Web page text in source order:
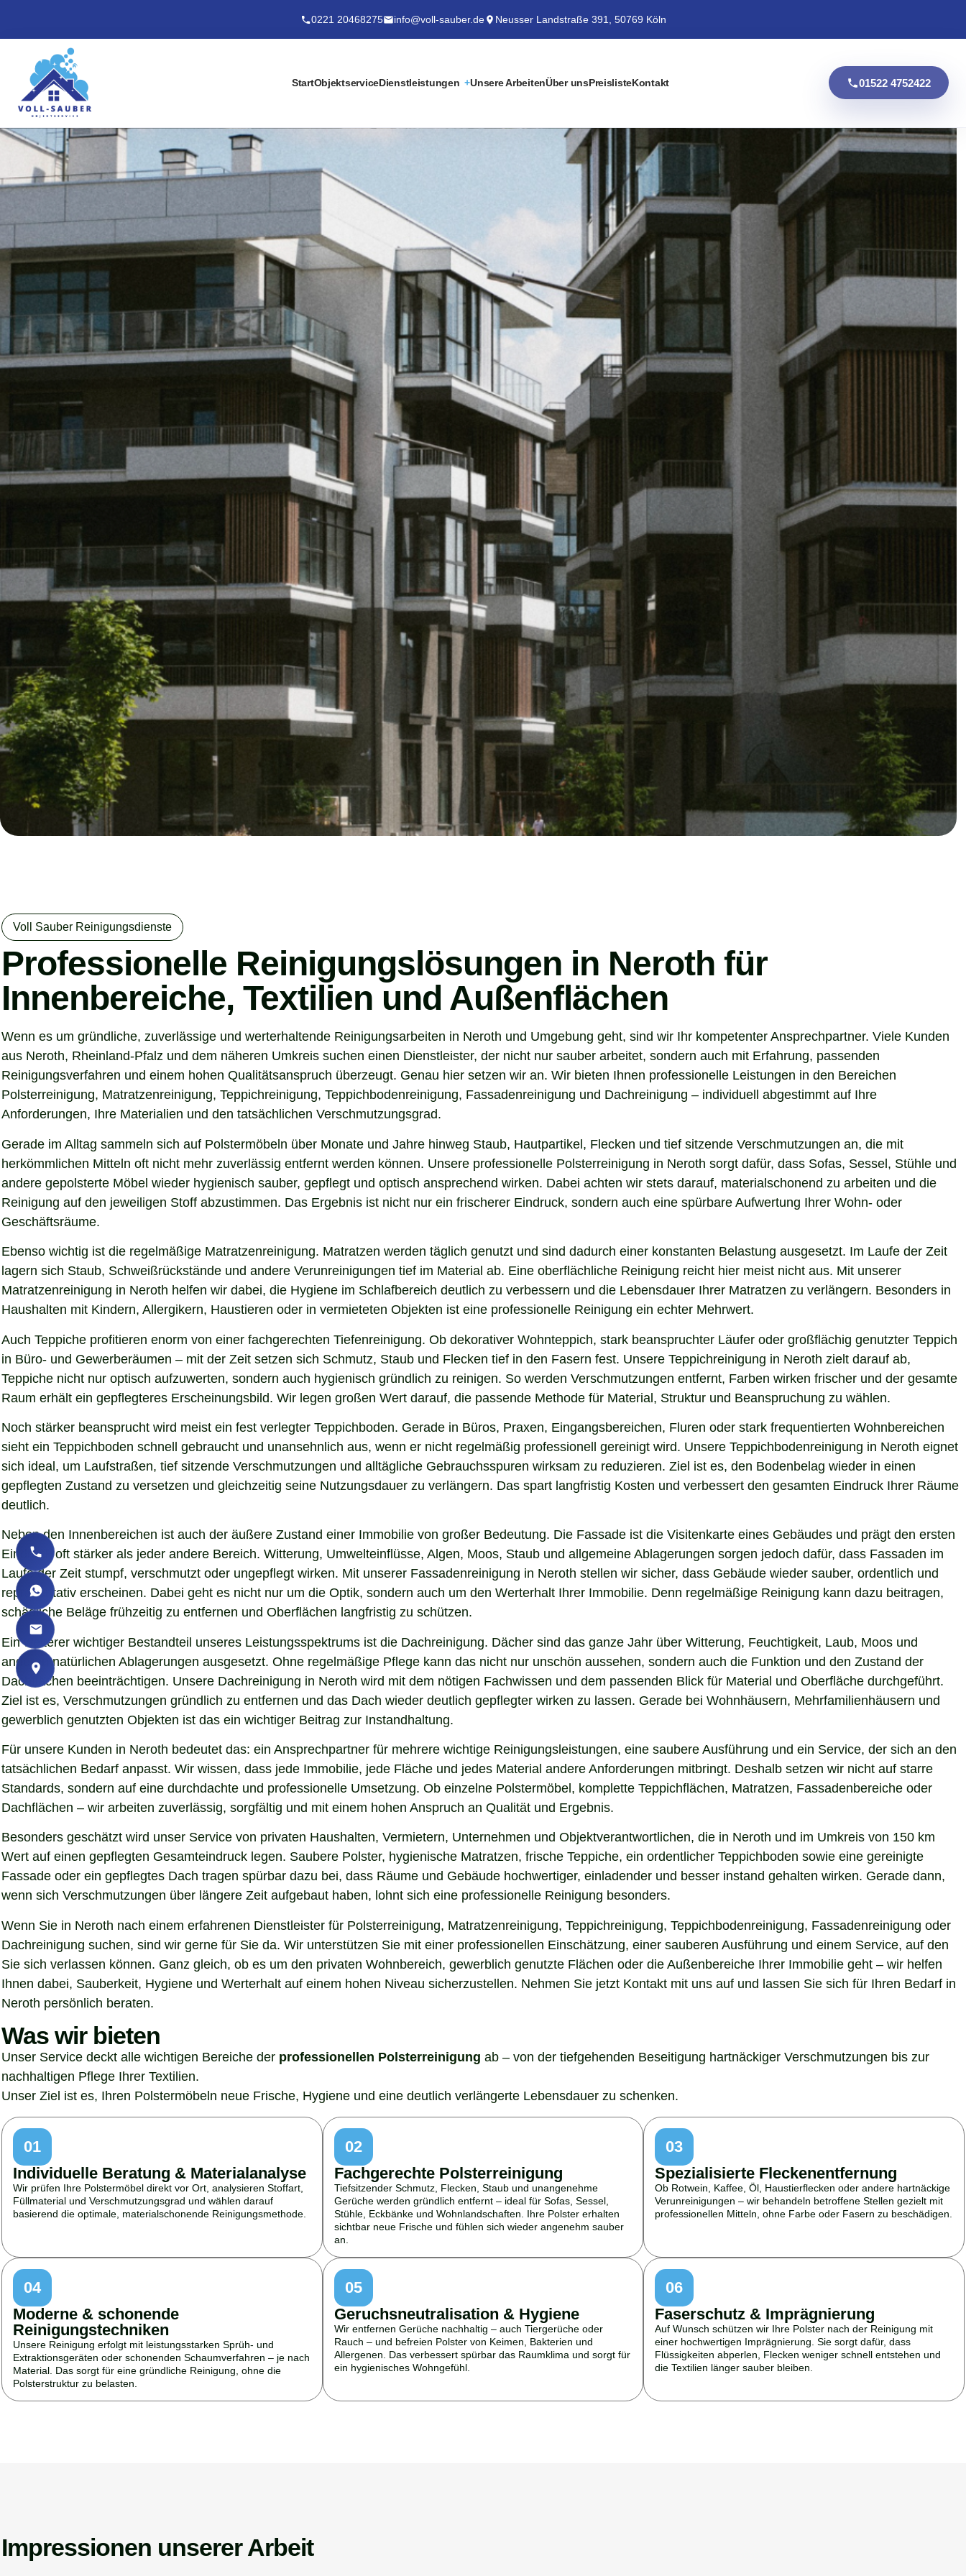
0221 20468275 info@voll-sauber.de Neusser Landstraße 391, 50769 Köln
StartObjektserviceDienstleistungen Unsere ArbeitenÜber unsPreislisteKontakt 01522 4752422
Voll Sauber Reinigungsdienste
Professionelle Reinigungslösungen in Neroth für
Innenbereiche, Textilien und Außenflächen
Wenn es um gründliche, zuverlässige und werterhaltende Reinigungsarbeiten in Neroth und Umgebung geht, sind wir Ihr kompetenter Ansprechpartner. Viele Kunden
aus Neroth, Rheinland-Pfalz und dem näheren Umkreis suchen einen Dienstleister, der nicht nur sauber arbeitet, sondern auch mit Erfahrung, passenden
Reinigungsverfahren und einem hohen Qualitätsanspruch überzeugt. Genau hier setzen wir an. Wir bieten Ihnen professionelle Leistungen in den Bereichen
Polsterreinigung, Matratzenreinigung, Teppichreinigung, Teppichbodenreinigung, Fassadenreinigung und Dachreinigung – individuell abgestimmt auf Ihre
Anforderungen, Ihre Materialien und den tatsächlichen Verschmutzungsgrad.
Gerade im Alltag sammeln sich auf Polstermöbeln über Monate und Jahre hinweg Staub, Hautpartikel, Flecken und tief sitzende Verschmutzungen an, die mit
herkömmlichen Mitteln oft nicht mehr zuverlässig entfernt werden können. Unsere professionelle Polsterreinigung in Neroth sorgt dafür, dass Sofas, Sessel, Stühle und
andere gepolsterte Möbel wieder hygienisch sauber, gepflegt und optisch ansprechend wirken. Dabei achten wir stets darauf, materialschonend zu arbeiten und die
Reinigung auf den jeweiligen Stoff abzustimmen. Das Ergebnis ist nicht nur ein frischerer Eindruck, sondern auch eine spürbare Aufwertung Ihrer Wohn- oder
Geschäftsräume.
Ebenso wichtig ist die regelmäßige Matratzenreinigung. Matratzen werden täglich genutzt und sind dadurch einer konstanten Belastung ausgesetzt. Im Laufe der Zeit
lagern sich Staub, Schweißrückstände und andere Verunreinigungen tief im Material ab. Eine oberflächliche Reinigung reicht hier meist nicht aus. Mit unserer
Matratzenreinigung in Neroth helfen wir dabei, die Hygiene im Schlafbereich deutlich zu verbessern und die Lebensdauer Ihrer Matratzen zu verlängern. Besonders in
Haushalten mit Kindern, Allergikern, Haustieren oder in vermieteten Objekten ist eine professionelle Reinigung ein echter Mehrwert.
Auch Teppiche profitieren enorm von einer fachgerechten Tiefenreinigung. Ob dekorativer Wohnteppich, stark beanspruchter Läufer oder großflächig genutzter Teppich
in Büro- und Gewerberäumen – mit der Zeit setzen sich Schmutz, Staub und Flecken tief in den Fasern fest. Unsere Teppichreinigung in Neroth zielt darauf ab,
Teppiche nicht nur optisch aufzuwerten, sondern auch hygienisch gründlich zu reinigen. So werden Verschmutzungen entfernt, Farben wirken frischer und der gesamte
Raum erhält ein gepflegteres Erscheinungsbild. Wir legen großen Wert darauf, die passende Methode für Material, Struktur und Beanspruchung zu wählen.
Noch stärker beansprucht wird meist ein fest verlegter Teppichboden. Gerade in Büros, Praxen, Eingangsbereichen, Fluren oder stark frequentierten Wohnbereichen
sieht ein Teppichboden schnell gebraucht und unansehnlich aus, wenn er nicht regelmäßig professionell gereinigt wird. Unsere Teppichbodenreinigung in Neroth eignet
sich ideal, um Laufstraßen, tief sitzende Verschmutzungen und alltägliche Gebrauchsspuren wirksam zu reduzieren. Ziel ist es, den Bodenbelag wieder in einen
gepflegten Zustand zu versetzen und gleichzeitig seine Nutzungsdauer zu verlängern. Das spart langfristig Kosten und verbessert den gesamten Eindruck Ihrer Räume
deutlich.
Neben den Innenbereichen ist auch der äußere Zustand einer Immobilie von großer Bedeutung. Die Fassade ist die Visitenkarte eines Gebäudes und prägt den ersten
Eindruck oft stärker als jeder andere Bereich. Witterung, Umwelteinflüsse, Algen, Moos, Staub und allgemeine Ablagerungen sorgen jedoch dafür, dass Fassaden im
Laufe der Zeit stumpf, verschmutzt oder ungepflegt wirken. Mit unserer Fassadenreinigung in Neroth stellen wir sicher, dass Gebäude wieder sauber, ordentlich und
repräsentativ erscheinen. Dabei geht es nicht nur um die Optik, sondern auch um den Werterhalt Ihrer Immobilie. Denn regelmäßige Reinigung kann dazu beitragen,
schädliche Beläge frühzeitig zu entfernen und Oberflächen langfristig zu schützen.
Ein weiterer wichtiger Bestandteil unseres Leistungsspektrums ist die Dachreinigung. Dächer sind das ganze Jahr über Witterung, Feuchtigkeit, Laub, Moos und
anderen natürlichen Ablagerungen ausgesetzt. Ohne regelmäßige Pflege kann das nicht nur unschön aussehen, sondern auch die Funktion und den Zustand der
Dachflächen beeinträchtigen. Unsere Dachreinigung in Neroth wird mit dem nötigen Fachwissen und dem passenden Blick für Material und Oberfläche durchgeführt.
Ziel ist es, Verschmutzungen gründlich zu entfernen und das Dach wieder deutlich gepflegter wirken zu lassen. Gerade bei Wohnhäusern, Mehrfamilienhäusern und
gewerblich genutzten Objekten ist das ein wichtiger Beitrag zur Instandhaltung.
Für unsere Kunden in Neroth bedeutet das: ein Ansprechpartner für mehrere wichtige Reinigungsleistungen, eine saubere Ausführung und ein Service, der sich an den
tatsächlichen Bedarf anpasst. Wir wissen, dass jede Immobilie, jede Fläche und jedes Material andere Anforderungen mitbringt. Deshalb setzen wir nicht auf starre
Standards, sondern auf eine durchdachte und professionelle Umsetzung. Ob einzelne Polstermöbel, komplette Teppichflächen, Matratzen, Fassadenbereiche oder
Dachflächen – wir arbeiten zuverlässig, sorgfältig und mit einem hohen Anspruch an Qualität und Ergebnis.
Besonders geschätzt wird unser Service von privaten Haushalten, Vermietern, Unternehmen und Objektverantwortlichen, die in Neroth und im Umkreis von 150 km
Wert auf einen gepflegten Gesamteindruck legen. Saubere Polster, hygienische Matratzen, frische Teppiche, ein ordentlicher Teppichboden sowie eine gereinigte
Fassade oder ein gepflegtes Dach tragen spürbar dazu bei, dass Räume und Gebäude hochwertiger, einladender und besser instand gehalten wirken. Gerade dann,
wenn sich Verschmutzungen über längere Zeit aufgebaut haben, lohnt sich eine professionelle Reinigung besonders.
Wenn Sie in Neroth nach einem erfahrenen Dienstleister für Polsterreinigung, Matratzenreinigung, Teppichreinigung, Teppichbodenreinigung, Fassadenreinigung oder
Dachreinigung suchen, sind wir gerne für Sie da. Wir unterstützen Sie mit einer professionellen Einschätzung, einer sauberen Ausführung und einem Service, auf den
Sie sich verlassen können. Ganz gleich, ob es um den privaten Wohnbereich, gewerblich genutzte Flächen oder die Außenbereiche Ihrer Immobilie geht – wir helfen
Ihnen dabei, Sauberkeit, Hygiene und Werterhalt auf einem hohen Niveau sicherzustellen. Nehmen Sie jetzt Kontakt mit uns auf und lassen Sie sich für Ihren Bedarf in
Neroth persönlich beraten.
Was wir bieten
Unser Service deckt alle wichtigen Bereiche der professionellen Polsterreinigung ab – von der tiefgehenden Beseitigung hartnäckiger Verschmutzungen bis zur
nachhaltigen Pflege Ihrer Textilien.
Unser Ziel ist es, Ihren Polstermöbeln neue Frische, Hygiene und eine deutlich verlängerte Lebensdauer zu schenken.
01
Individuelle Beratung & Materialanalyse
Wir prüfen Ihre Polstermöbel direkt vor Ort, analysieren Stoffart,
Füllmaterial und Verschmutzungsgrad und wählen darauf
basierend die optimale, materialschonende Reinigungsmethode.
02
Fachgerechte Polsterreinigung
Tiefsitzender Schmutz, Flecken, Staub und unangenehme
Gerüche werden gründlich entfernt – ideal für Sofas, Sessel,
Stühle, Eckbänke und Wohnlandschaften. Ihre Polster erhalten
sichtbar neue Frische und fühlen sich wieder angenehm sauber
an.
03
Spezialisierte Fleckenentfernung
Ob Rotwein, Kaffee, Öl, Haustierflecken oder andere hartnäckige
Verunreinigungen – wir behandeln betroffene Stellen gezielt mit
professionellen Mitteln, ohne Farbe oder Fasern zu beschädigen.
04
Moderne & schonende
Reinigungstechniken
Unsere Reinigung erfolgt mit leistungsstarken Sprüh- und
Extraktionsgeräten oder schonenden Schaumverfahren – je nach
Material. Das sorgt für eine gründliche Reinigung, ohne die
Polsterstruktur zu belasten.
05
Geruchsneutralisation & Hygiene
Wir entfernen Gerüche nachhaltig – auch Tiergerüche oder
Rauch – und befreien Polster von Keimen, Bakterien und
Allergenen. Das verbessert spürbar das Raumklima und sorgt für
ein hygienisches Wohngefühl.
06
Faserschutz & Imprägnierung
Auf Wunsch schützen wir Ihre Polster nach der Reinigung mit
einer hochwertigen Imprägnierung. Sie sorgt dafür, dass
Flüssigkeiten abperlen, Flecken weniger schnell entstehen und
die Textilien länger sauber bleiben.
Impressionen unserer Arbeit